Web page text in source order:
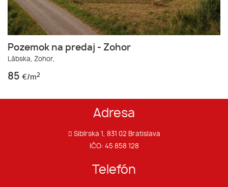
Pozemok na predaj - Zohor
Lábska, Zohor,
85 €/m2
Adresa
Sibírska 1, 831 02 Bratislava
IČO: 45 858 128
Telefón